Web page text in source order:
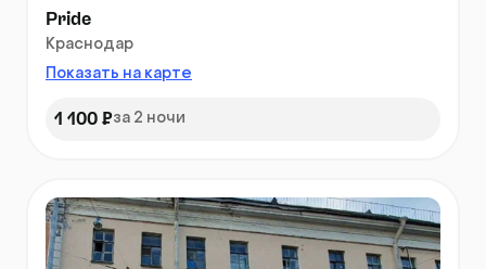
Pride
Краснодар
Показать на карте
1 100 ₽за 2 ночи